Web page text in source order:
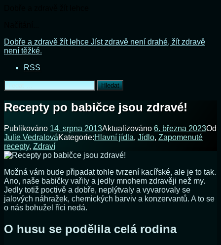
Přejít
k
webu
Dobře a zdravě žít lehce Jíst zdravě není drahé, žít zdravě
není těžké.
RSS
Vyhledávání
Recepty po babičce jsou zdravé!
Publikováno 14. srpna 2013Aktualizováno 6. března 2023Od
Julie VedralováKategorie:Hlavní jídla, Jídlo, Zapomenuté
recepty, Zdraví
Možná vám bude připadat tohle tvrzení kacířské, ale je to tak.
Ano, naše babičky vařily a jedly mnohem zdravěji než my.
Jedly totiž poctivě a dobře, neplýtvaly a vyvarovaly se
jalových náhražek, chemických barviv a konzervantů. A to se
o nás bohužel říci nedá.
O husu se podělila celá rodina